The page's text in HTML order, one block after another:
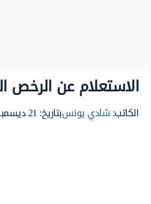
الاستعلام عن الرخص
الكاتب:شادي يونسبتاريخ: 21 ديسمبر 2024 , 01:39